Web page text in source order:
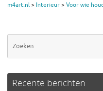
m4art.nl> Interieur>Voor wie
Recente berichten